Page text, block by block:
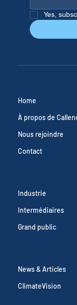
Yes,
CALLENDAR
Home
À propos de
Nous rejoindre
SOLUTIONS
Industrie
Intermédiaires
RESOURCES
News & Articles